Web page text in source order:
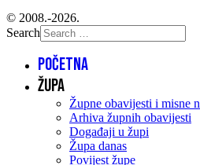
© 2008.-2026.
Search
Početna
Župa
Župne obavijesti i misne
Arhiva župnih obavijesti
Događaji u župi
Župa danas
Povijest župe